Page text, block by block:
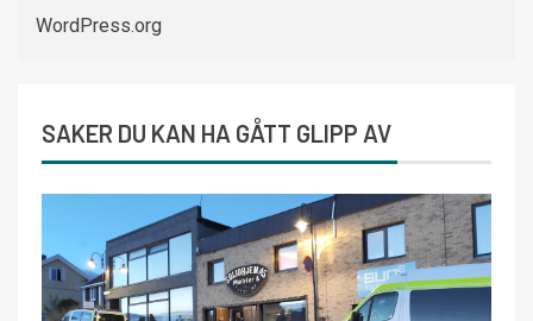
WordPress.org
SAKER DU KAN HA GÅTT GLIPP AV